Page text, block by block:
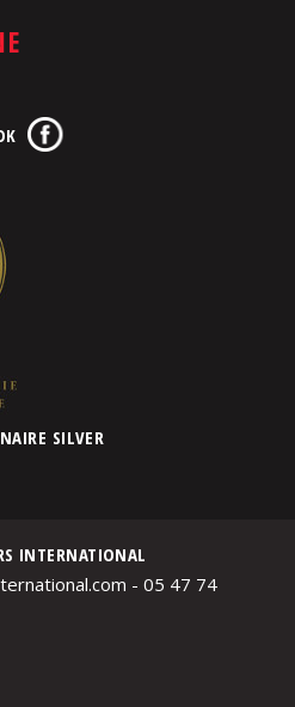
SILVER
INTERNATIONAL
- 05 47 74